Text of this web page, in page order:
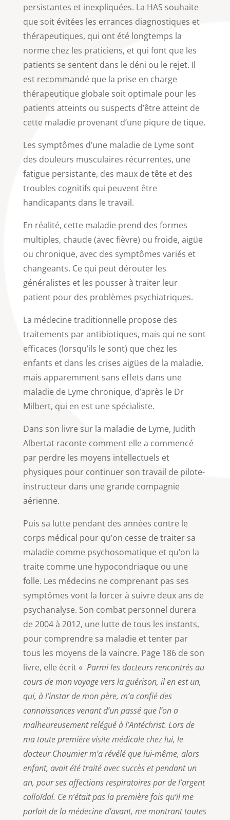
persistantes et inexpliquées. La HAS souhaite
que soit évitées les errances diagnostiques et
thérapeutiques, qui ont été longtemps la
norme chez les praticiens, et qui font que les
patients se sentent dans le déni ou le rejet. Il
est recommandé que la prise en charge
thérapeutique globale soit optimale pour les
patients atteints ou suspects d’être atteint de
cette maladie provenant d’une piqure de tique.
Les symptômes d’une maladie de Lyme sont
des douleurs musculaires récurrentes, une
fatigue persistante, des maux de tête et des
troubles cognitifs qui peuvent être
handicapants dans le travail.
En réalité, cette maladie prend des formes
multiples, chaude (avec fièvre) ou froide, aigüe
ou chronique, avec des symptômes variés et
changeants. Ce qui peut dérouter les
généralistes et les pousser à traiter leur
patient pour des problèmes psychiatriques.
La médecine traditionnelle propose des
traitements par antibiotiques, mais qui ne sont
efficaces (lorsqu’ils le sont) que chez les
enfants et dans les crises aigües de la maladie,
mais apparemment sans effets dans une
maladie de Lyme chronique, d’après le Dr
Milbert, qui en est une spécialiste.
Dans son livre sur la maladie de Lyme, Judith
Albertat raconte comment elle a commencé
par perdre les moyens intellectuels et
physiques pour continuer son travail de pilote-
instructeur dans une grande compagnie
aérienne.
Puis sa lutte pendant des années contre le
corps médical pour qu’on cesse de traiter sa
maladie comme psychosomatique et qu’on la
traite comme une hypocondriaque ou une
folle. Les médecins ne comprenant pas ses
symptômes vont la forcer à suivre deux ans de
psychanalyse. Son combat personnel durera
de 2004 à 2012, une lutte de tous les instants,
pour comprendre sa maladie et tenter par
tous les moyens de la vaincre. Page 186 de son
livre, elle écrit « Parmi les docteurs rencontrés au
cours de mon voyage vers la guérison, il en est un,
qui, à l’instar de mon père, m’a confié des
connaissances venant d’un passé que l’on a
malheureusement relégué à l’Antéchrist. Lors de
ma toute première visite médicale chez lui, le
docteur Chaumier m’a révélé que lui-même, alors
enfant, avait été traité avec succès et pendant un
an, pour ses affections respiratoires par de l’argent
colloïdal. Ce n’était pas la première fois qu’il me
parlait de la médecine d’avant, me montrant toutes